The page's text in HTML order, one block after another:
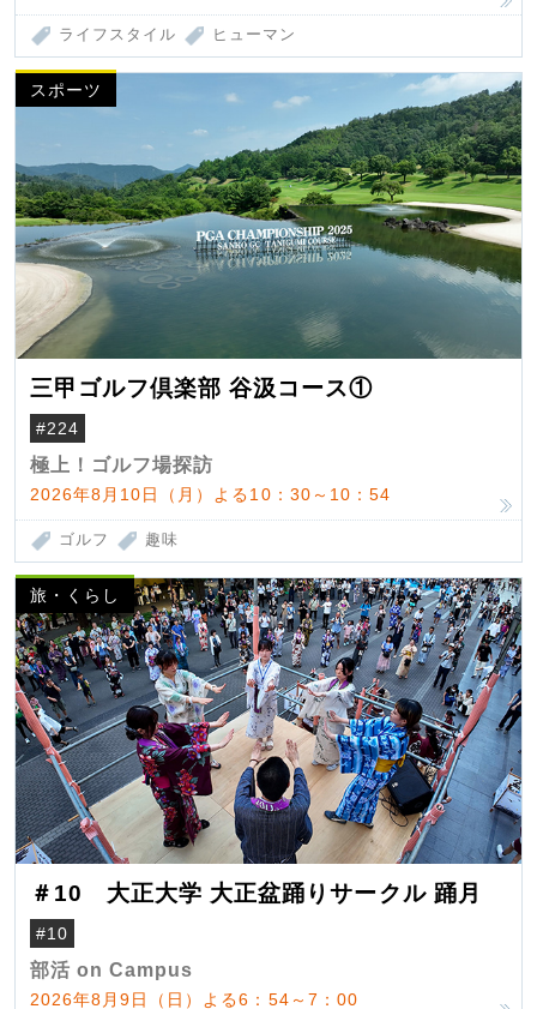
ライフスタイル ヒューマン
スポーツ
三甲ゴルフ倶楽部 谷汲コース①
#224
極上！ゴルフ場探訪
2026年8月10日（月）よる10：30～10：54
ゴルフ 趣味
旅・くらし
＃10 大正大学 大正盆踊りサークル 踊月
#10
部活 on Campus
2026年8月9日（日）よる6：54～7：00